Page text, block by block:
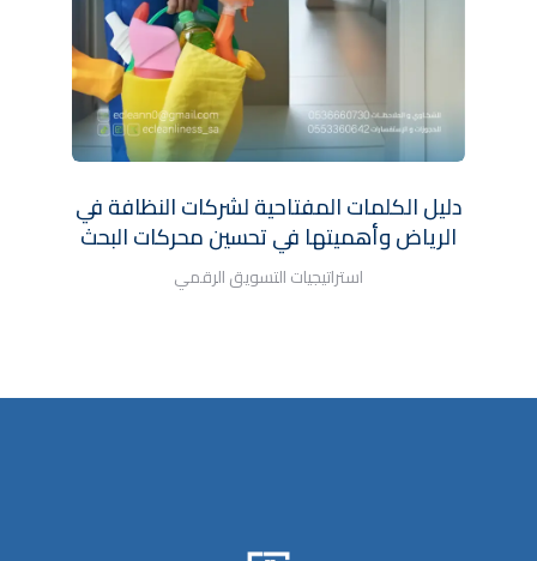
دليل الكلمات المفتاحية لشركات النظافة في
الرياض وأهميتها في تحسين محركات البحث
استراتيجيات التسويق الرقمي